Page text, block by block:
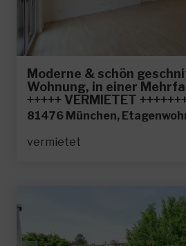
Moderne & schön
Wohnung, in einer
+++++ VERMIETET
81476 München,
vermietet